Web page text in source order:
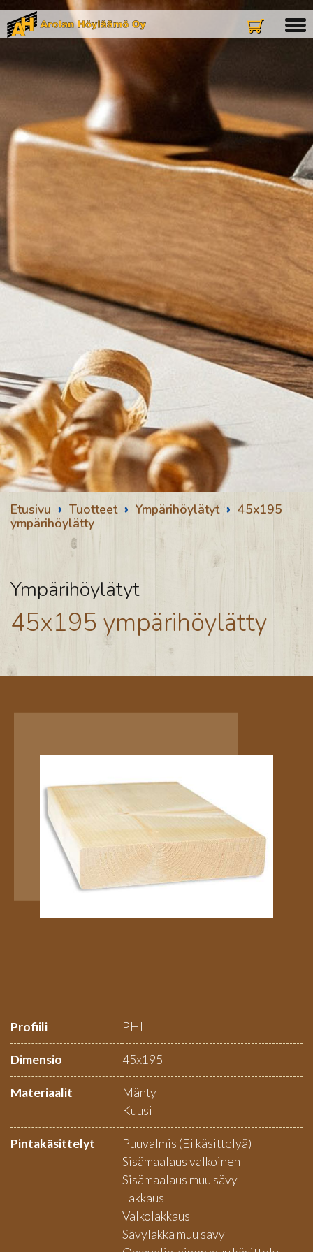
Etusivu › Tuotteet › Ympärihöylätyt › 45x195
ympärihöylätty
Ympärihöylätyt
45x195 ympärihöylätty
Profiili PHL
Dimensio 45x195
Materiaalit
Mänty
Kuusi
Pintakäsittelyt
Puuvalmis (Ei käsittelyä)
Sisämaalaus valkoinen
Sisämaalaus muu sävy
Lakkaus
Valkolakkaus
Sävylakka muu sävy